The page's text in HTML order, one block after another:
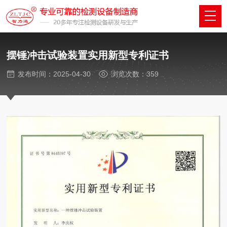
摆锤冲击试验装置实用新型专利证书
发布时间：2025-04-30 浏览次数：359